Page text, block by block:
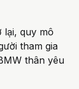
lại, quy mô
tham gia
thân yêu